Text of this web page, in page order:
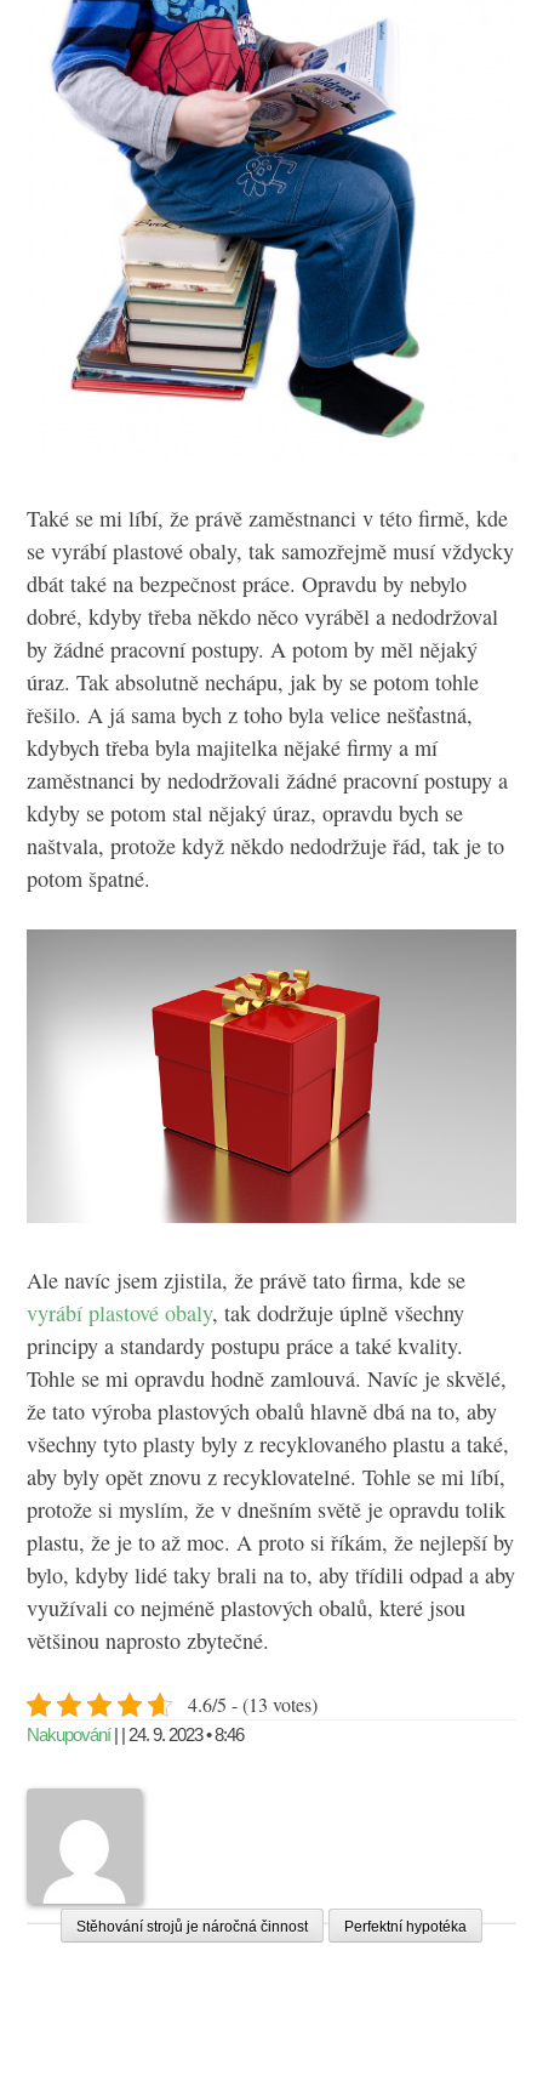
Také se mi líbí, že právě zaměstnanci v této firmě, kde
se vyrábí plastové obaly, tak samozřejmě musí vždycky
dbát také na bezpečnost práce. Opravdu by nebylo
dobré, kdyby třeba někdo něco vyráběl a nedodržoval
by žádné pracovní postupy. A potom by měl nějaký
úraz. Tak absolutně nechápu, jak by se potom tohle
řešilo. A já sama bych z toho byla velice nešťastná,
kdybych třeba byla majitelka nějaké firmy a mí
zaměstnanci by nedodržovali žádné pracovní postupy a
kdyby se potom stal nějaký úraz, opravdu bych se
naštvala, protože když někdo nedodržuje řád, tak je to
potom špatné.
Ale navíc jsem zjistila, že právě tato firma, kde se
vyrábí plastové obaly, tak dodržuje úplně všechny
principy a standardy postupu práce a také kvality.
Tohle se mi opravdu hodně zamlouvá. Navíc je skvělé,
že tato výroba plastových obalů hlavně dbá na to, aby
všechny tyto plasty byly z recyklovaného plastu a také,
aby byly opět znovu z recyklovatelné. Tohle se mi líbí,
protože si myslím, že v dnešním světě je opravdu tolik
plastu, že je to až moc. A proto si říkám, že nejlepší by
bylo, kdyby lidé taky brali na to, aby třídili odpad a aby
využívali co nejméně plastových obalů, které jsou
většinou naprosto zbytečné.
4.6/5 - (13 votes)
Nakupování| | 24. 9. 2023 • 8:46
Stěhování strojů je náročná činnost Perfektní hypotéka